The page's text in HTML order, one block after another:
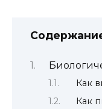
Как
Как